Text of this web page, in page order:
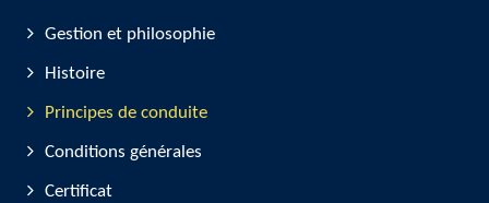
Gestion et philosophie
Histoire
Principes de conduite
Conditions générales
Certificat